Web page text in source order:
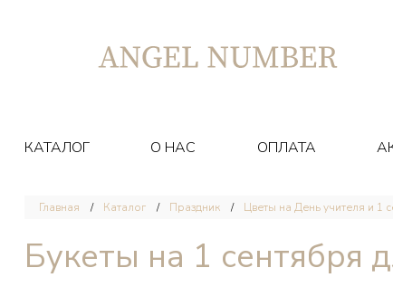
КАТАЛОГ О НАС ОПЛАТА
Главная Каталог Праздник Цветы на День учителя и 1
Букеты на 1 сентября